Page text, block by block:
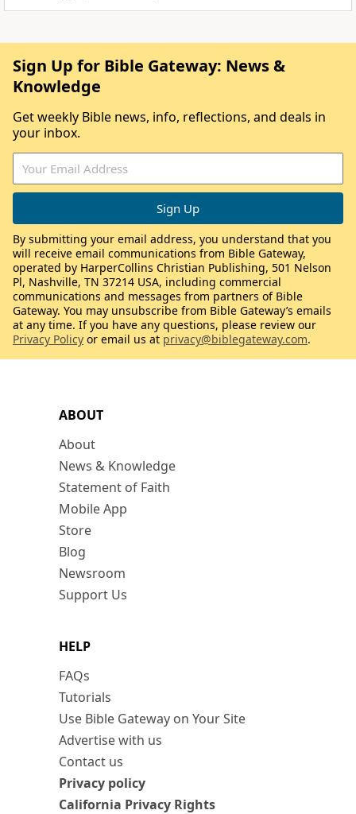
ABOUT
About
News & Knowledge
Statement of Faith
Mobile App
Store
Blog
Newsroom
Support Us
HELP
FAQs
Tutorials
Use Bible Gateway on Your Site
Advertise with us
Contact us
Privacy policy
California Privacy Rights
Sign Up for Bible Gateway: News &
Knowledge
Get weekly Bible news, info, reflections, and deals in
your inbox.
By submitting your email address, you understand that you
will receive email communications from Bible Gateway,
operated by HarperCollins Christian Publishing, 501 Nelson
Pl, Nashville, TN 37214 USA, including commercial
communications and messages from partners of Bible
Gateway. You may unsubscribe from Bible Gateway’s emails
at any time. If you have any questions, please review our
Privacy Policy or email us at privacy@biblegateway.com.